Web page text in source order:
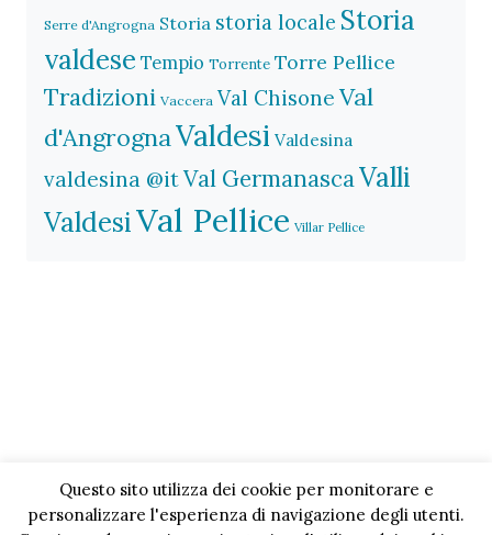
Serre d'Angrogna Storia storia locale Storia
valdese Tempio Torrente Torre Pellice
Tradizioni Vaccera Val Chisone Val
d'AngrognaValdesi Valdesina
valdesina @itVal GermanascaValli
ValdesiVal Pellice Villar Pellice
Questo sito utilizza dei cookie per monitorare e
personalizzare l'esperienza di navigazione degli utenti.